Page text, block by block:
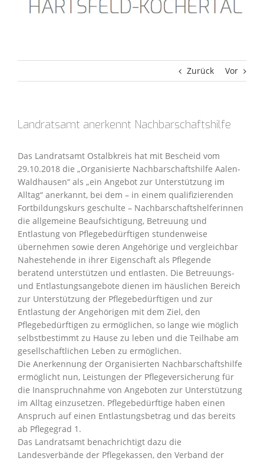
Zurück Vor
Landratsamt anerkennt Nachbarschaftshilfe
Das Landratsamt Ostalbkreis hat mit Bescheid vom
29.10.2018 die „Organisierte Nachbarschaftshilfe Aalen-
Waldhausen“ als „ein Angebot zur Unterstützung im
Alltag“ anerkannt, bei dem – in einem qualifizierenden
Fortbildungskurs geschulte – Nachbarschaftshelferinnen
die allgemeine Beaufsichtigung, Betreuung und
Entlastung von Pflegebedürftigen stundenweise
übernehmen sowie deren Angehörige und vergleichbar
Nahestehende in ihrer Eigenschaft als Pflegende
beratend unterstützen und entlasten. Die Betreuungs-
und Entlastungsangebote dienen im häuslichen Bereich
zur Unterstützung der Pflegebedürftigen und zur
Entlastung der Angehörigen mit dem Ziel, den
Pflegebedürftigen zu ermöglichen, so lange wie möglich
selbstbestimmt zu Hause zu leben und die Teilhabe am
gesellschaftlichen Leben zu ermöglichen.
Die Anerkennung der Organisierten Nachbarschaftshilfe
ermöglicht nun, Leistungen der Pflegeversicherung für
die Inanspruchnahme von Angeboten zur Unterstützung
im Alltag einzusetzen. Pflegebedürftige haben einen
Anspruch auf einen Entlastungsbetrag und das bereits
ab Pflegegrad 1.
Das Landratsamt benachrichtigt dazu die
Landesverbände der Pflegekassen, den Verband der